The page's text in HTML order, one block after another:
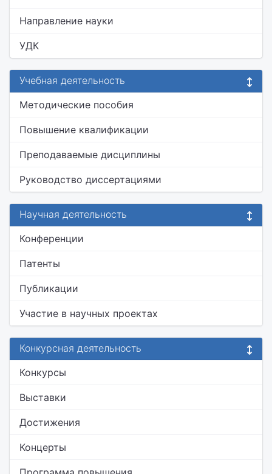
Направление науки
УДК
Учебная деятельность
Методические пособия
Повышение квалификации
Преподаваемые дисциплины
Руководство диссертациями
Научная деятельность
Конференции
Патенты
Публикации
Участие в научных проектах
Конкурсная деятельность
Конкурсы
Выставки
Достижения
Концерты